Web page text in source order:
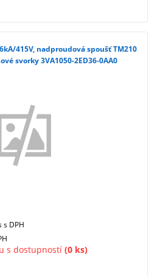
415V, nadproudová spoušť TM210
svorky 3VA1050-2ED36-0AA0
s DPH
s dostupností (0 ks)